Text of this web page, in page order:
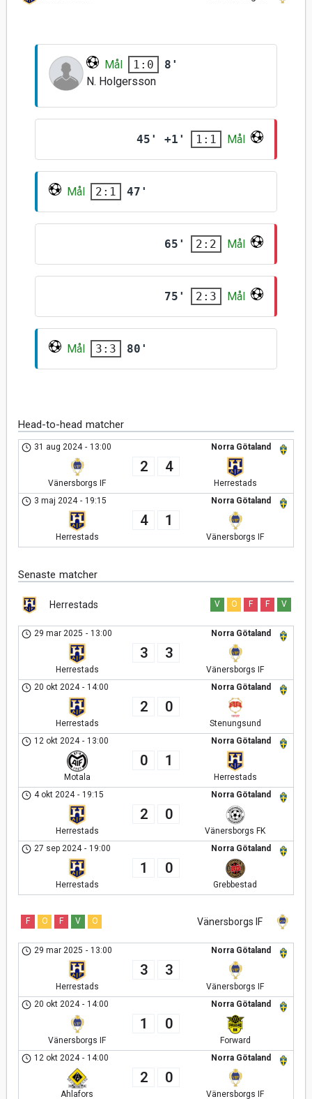
Mål 1:0
8'
N. Holgersson
45' +1' 1:1 Mål
Mål 2:1 47'
65' 2:2 Mål
75' 2:3 Mål
Mål 3:3 80'
Head-to-head matcher
Norra Götaland
31 aug 2024 - 13:00
Vänersborgs IF
2 4
Herrestads
Norra Götaland
3 maj 2024 - 19:15
Herrestads
4 1
Vänersborgs IF
Senaste matcher
Herrestads V O F F V
Norra Götaland
29 mar 2025 - 13:00
Herrestads
3 3
Vänersborgs IF
Norra Götaland
20 okt 2024 - 14:00
Herrestads
2 0
Stenungsund
Norra Götaland
12 okt 2024 - 13:00
Motala
0 1
Herrestads
Norra Götaland
4 okt 2024 - 19:15
Herrestads
2 0
Vänersborgs FK
Norra Götaland
27 sep 2024 - 19:00
Herrestads
1 0
Grebbestad
Vänersborgs IF
F O F V O
Norra Götaland
29 mar 2025 - 13:00
Herrestads
3 3
Vänersborgs IF
Norra Götaland
20 okt 2024 - 14:00
Vänersborgs IF
1 0
Forward
Norra Götaland
12 okt 2024 - 14:00
Ahlafors
2 0
Vänersborgs IF